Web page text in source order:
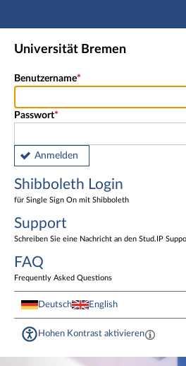
Shibboleth Login
Universität Bremen
Benutzername
Passwort
Anmelden
Shibboleth Login
für Single Sign On mit Shibboleth
Support
Schreiben Sie eine Nachricht an den Stud.IP
FAQ
Frequently Asked Questions
Deutsch English
Hohen Kontrast aktivieren